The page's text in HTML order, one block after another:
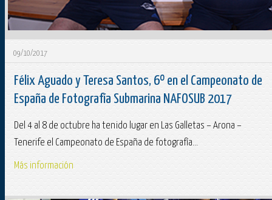
09/10/2017
Félix Aguado y Teresa Santos, 6º en el Campeonato de
España de Fotografía Submarina NAFOSUB 2017
Del 4 al 8 de octubre ha tenido lugar en Las Galletas – Arona –
Tenerife el Campeonato de España de fotografía...
Más información